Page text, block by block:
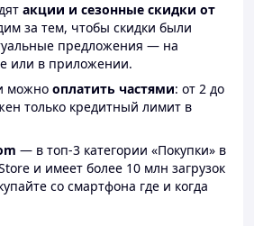
акции и сезонные скидки от
за тем, чтобы скидки были
предложения — на
или в приложении.
можно оплатить частями: от 2 до
только кредитный лимит в
— в топ-3 категории «Покупки» в
и имеет более 10 млн загрузок
со смартфона где и когда